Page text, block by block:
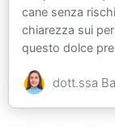
cane senza
chiarezza sui
questo dolce
dott.ssa